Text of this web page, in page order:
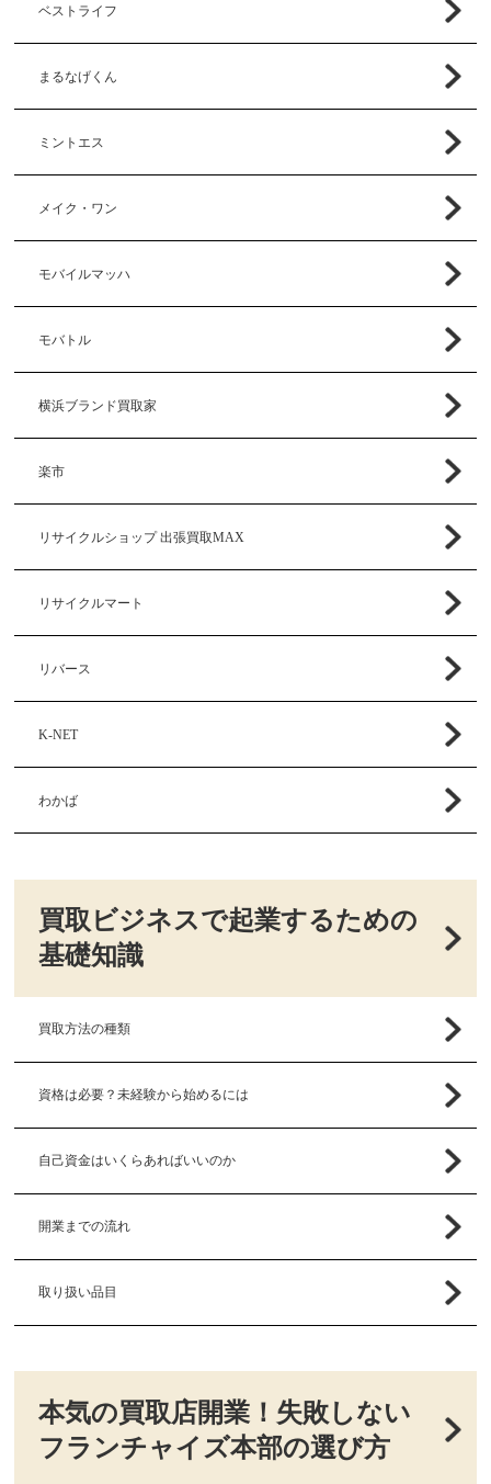
ベストライフ
まるなげくん
ミントエス
メイク・ワン
モバイルマッハ
モバトル
横浜ブランド買取家
楽市
リサイクルショップ 出張買取MAX
リサイクルマート
リバース
K-NET
わかば
買取ビジネスで起業するための
基礎知識
買取方法の種類
資格は必要？未経験から始めるには
自己資金はいくらあればいいのか
開業までの流れ
取り扱い品目
本気の買取店開業！失敗しない
フランチャイズ本部の選び方